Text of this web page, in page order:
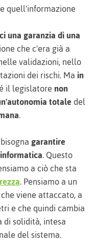
quell'informazione
una garanzia di una
che c'era già a
validazioni, nello
dei rischi. Main
il legislatorenon
totaledel
.
garantire
. Questo
a ciò che sta
. Pensiamo a un
viene attaccato, a
e che quindi cambia
di solidità, intesa
del sistema.